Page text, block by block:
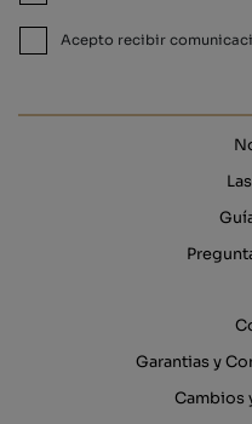
Acepto recibir
Garantias y
Cambios